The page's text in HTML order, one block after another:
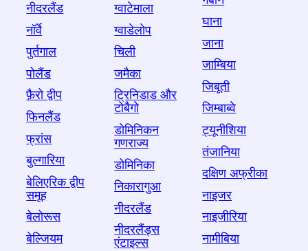
नीदरलैंड
नॉर्वे
पुर्तगाल
पोलैंड
फ़ैरो द्वीप
फिनलैंड
फ्रांस
बुल्गारिया
बेलिएरिक द्वीप
समूह
बेलोरूस
बेल्जियम
ग्वाटेमाला
ग्वाडेलोप
चिली
जमैका
ट्रिनिडाड और
टोबैगो
डोमिनिकन
गणराज्य
डोमिनिका
निकारागुआ
नीदरलैंड
नीदरलैंड्स
एंटाइल्स
घाना
जाना
जाम्बिया
जिबूती
जिम्बाब्वे
ट्यूनीशिया
तंजानिया
दक्षिण अफ्रीका
नाइजर
नाइजीरिया
नामीबिया